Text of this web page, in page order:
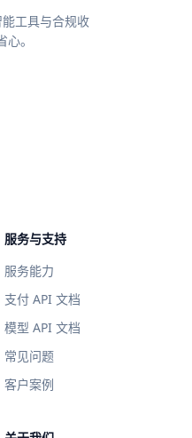
工具与合规收
。
服务与支持
服务能力
支付 API 文档
模型 API 文档
常见问题
客户案例